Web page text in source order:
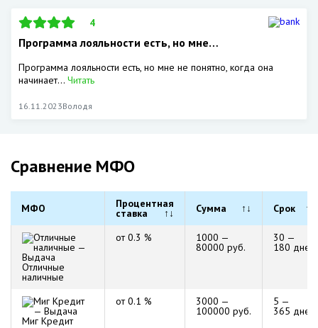
4
Программа лояльности есть, но мне…
Программа лояльности есть, но мне не понятно, когда она
начинает... Читать
16.11.2023Володя
Сравнение МФО
МФО Процентная
ставка ↑↓ Сумма ↑↓ Срок ↑↓
Отличные
наличные
от 0.3 % 1000 —
80000 руб.
30 —
180 дней
Миг Кредит
от 0.1 % 3000 —
100000 руб.
5 —
365 дней